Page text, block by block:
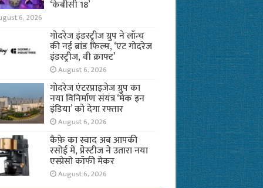
‘केबीसी 18’
6, 2026
गोदरेज इंडस्ट्रीज ग्रुप ने लॉन्च
की नई ब्रांड फिल्म, ‘एट गोदरेज
इंडस्ट्रीज, वी क्राफ्ट’
August 6, 2026
गोदरेज एंटरप्राइजेज ग्रुप का
नया विनिर्माण संयंत्र ‘मेक इन
इंडिया’ को देगा रफ्तार
August 6, 2026
कैफ़े का स्वाद अब आपकी
रसोई में, प्रेस्टीज ने उतारा नया
एस्प्रेसो कॉफी मेकर
August 6, 2026